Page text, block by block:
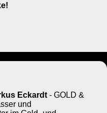
Eckardt - GOLD &
und